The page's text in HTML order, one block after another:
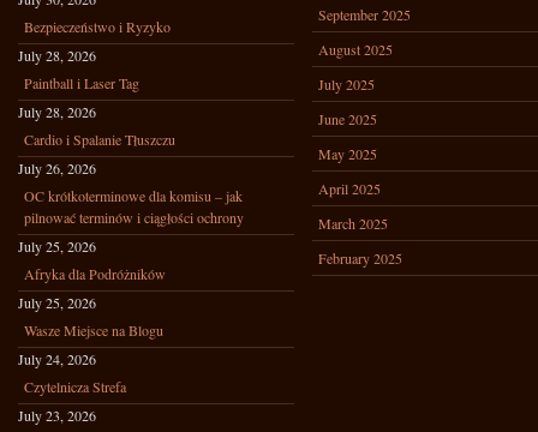
Bezpieczeństwo i Ryzyko
July 28, 2026
Paintball i Laser Tag
July 28, 2026
Cardio i Spalanie Tłuszczu
July 26, 2026
OC krótkoterminowe dla komisu – jak
pilnować terminów i ciągłości ochrony
July 25, 2026
Afryka dla Podróżników
July 25, 2026
Wasze Miejsce na Blogu
July 24, 2026
Czytelnicza Strefa
July 23, 2026
September 2025
August 2025
July 2025
June 2025
May 2025
April 2025
March 2025
February 2025